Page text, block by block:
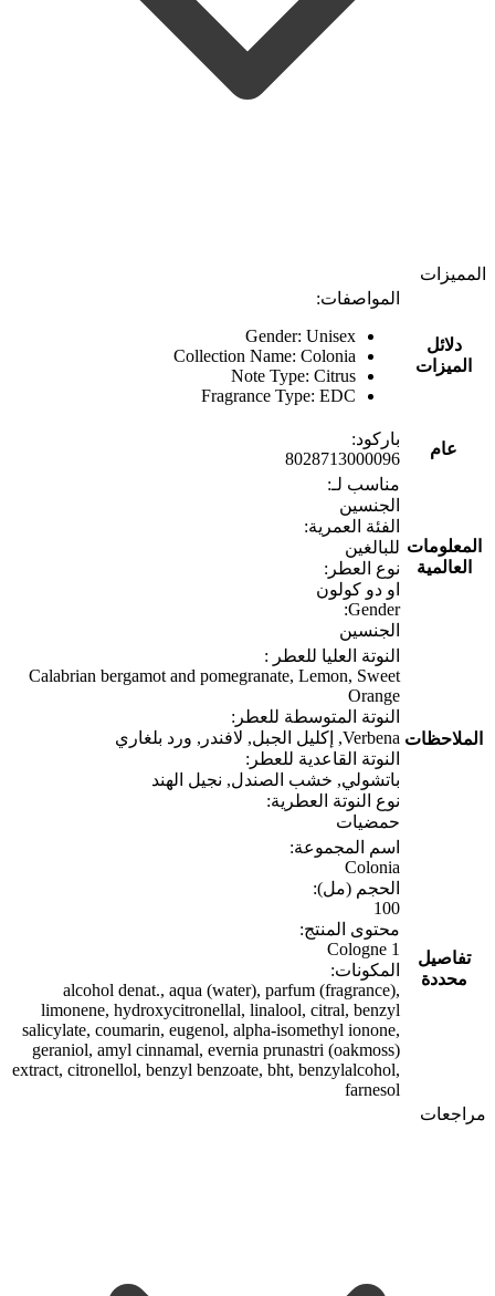
المميزات
دلائل
الميزات
المواصفات:
Gender: Unisex
Collection Name: Colonia
Note Type: Citrus
Fragrance Type: EDC
عام
باركود:
8028713000096
المعلومات
العالمية
مناسب لـ:
الجنسين
الفئة العمرية:
للبالغين
نوع العطر:
او دو كولون
Gender:
الجنسين
الملاحظات
النوتة العليا للعطر :
Calabrian bergamot and pomegranate, Lemon, Sweet
Orange
النوتة المتوسطة للعطر:
Verbena, إكليل الجبل, لافندر, ورد بلغاري
النوتة القاعدية للعطر:
باتشولي, خشب الصندل, نجيل الهند
نوع النوتة العطرية:
حمضيات
تفاصيل
محددة
اسم المجموعة:
Colonia
الحجم (مل):
100
محتوى المنتج:
1 Cologne
المكونات:
alcohol denat., aqua (water), parfum (fragrance),
limonene, hydroxycitronellal, linalool, citral, benzyl
salicylate, coumarin, eugenol, alpha-isomethyl ionone,
geraniol, amyl cinnamal, evernia prunastri (oakmoss)
extract, citronellol, benzyl benzoate, bht, benzylalcohol,
farnesol
مراجعات